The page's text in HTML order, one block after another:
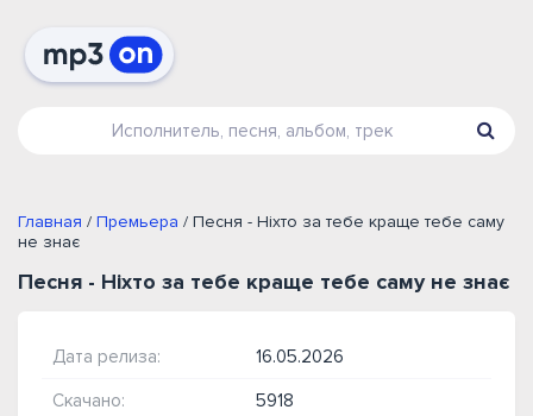
Главная / Премьера / Песня - Ніхто за тебе краще тебе саму
не знає
Песня - Ніхто за тебе краще тебе саму не знає
Дата релиза: 16.05.2026
Скачано: 5918